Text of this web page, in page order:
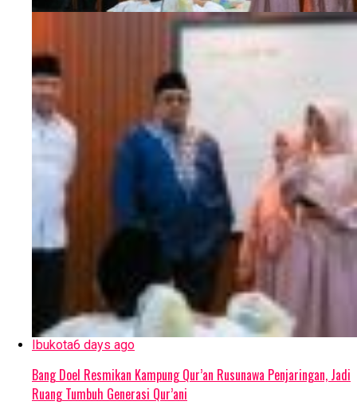
Ibukota6 days ago
Bang Doel Resmikan Kampung Qur’an Rusunawa Penjaringan, Jadi
Ruang Tumbuh Generasi Qur’ani